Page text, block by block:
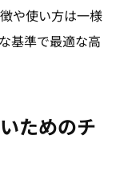
や使い方は一様
基準で最適な高
ためのチ